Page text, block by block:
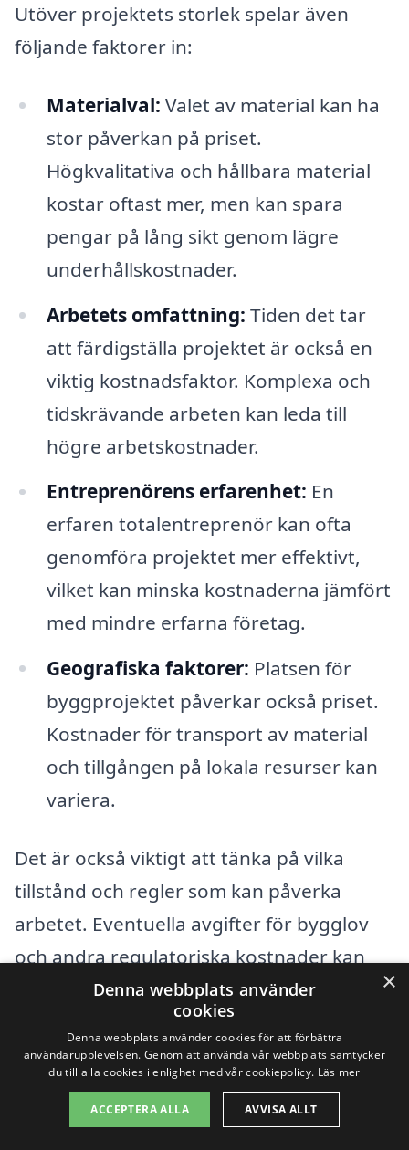
Utöver projektets storlek spelar även
följande faktorer in:
Materialval: Valet av material kan ha
stor påverkan på priset.
Högkvalitativa och hållbara material
kostar oftast mer, men kan spara
pengar på lång sikt genom lägre
underhållskostnader.
Arbetets omfattning: Tiden det tar
att färdigställa projektet är också en
viktig kostnadsfaktor. Komplexa och
tidskrävande arbeten kan leda till
högre arbetskostnader.
Entreprenörens erfarenhet: En
erfaren totalentreprenör kan ofta
genomföra projektet mer effektivt,
vilket kan minska kostnaderna jämfört
med mindre erfarna företag.
Geografiska faktorer: Platsen för
byggprojektet påverkar också priset.
Kostnader för transport av material
och tillgången på lokala resurser kan
variera.
Det är också viktigt att tänka på vilka
tillstånd och regler som kan påverka
arbetet. Eventuella avgifter för bygglov
och andra regulatoriska kostnader kan
också bidra till den totala kostnaden.
Genom att samla in offerter från olika
företag som erbjuder totalentreprenad i
Kinnarp, kan du få en bättre förståelse för
marknadspriserna och hitta ett
×
Denna webbplats använder
cookies
Denna webbplats använder cookies för att förbättra
användarupplevelsen. Genom att använda vår webbplats samtycker
du till alla cookies i enlighet med vår cookiepolicy. Läs mer
ACCEPTERA ALLA AVVISA ALLT